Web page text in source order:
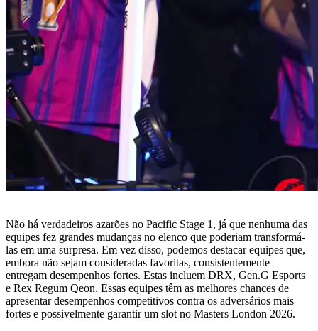
Não há verdadeiros azarões no Pacific Stage 1, já que nenhuma das
equipes fez grandes mudanças no elenco que poderiam transformá-
las em uma surpresa. Em vez disso, podemos destacar equipes que,
embora não sejam consideradas favoritas, consistentemente
entregam desempenhos fortes. Estas incluem DRX, Gen.G Esports
e Rex Regum Qeon. Essas equipes têm as melhores chances de
apresentar desempenhos competitivos contra os adversários mais
fortes e possivelmente garantir um slot no Masters London 2026.